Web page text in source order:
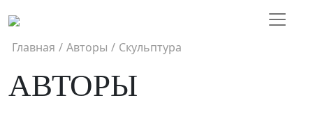
Главная / Авторы / Скульптура
АВТОРЫ